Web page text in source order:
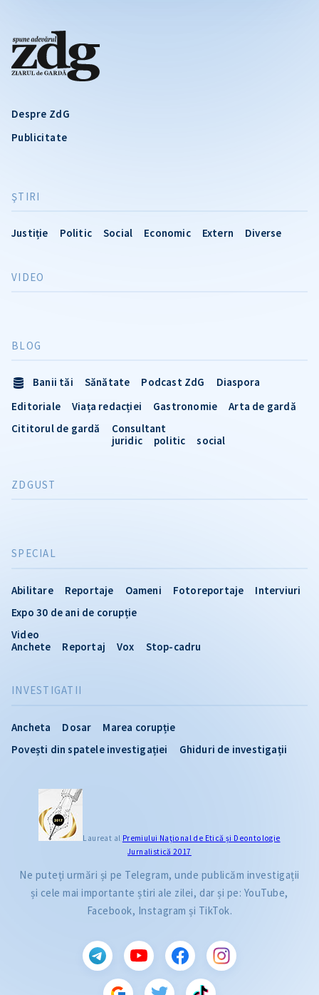
Despre ZdG
Publicitate
ŞTIRI
Justiție Politic Social Economic Extern Diverse
INVESTIGATII
Ancheta Dosar
Marea corupție
Povești din spatele investigației
Ghiduri de investigații
VIDEO
SPECIAL
Abilitare Reportaje Oameni Fotoreportaje
Interviuri
Expo 30 de ani de corupție
Video
Anchete
Reportaj Vox Stop-cadru
BLOG
Banii tăi Sănătate Podcast ZdG
Diaspora
Editoriale
Viața redacției Gastronomie
Arta de gardă
Cititorul de gardă
Consultant
juridic
politic social
ZDGUST
Laureat al Premiului Naţional de Etică și Deontologie
Jurnalistică 2017
Ne puteți urmări și pe Telegram, unde publicăm investigații
și cele mai importante știri ale zilei, dar și pe: YouTube,
Facebook, Instagram și TikTok.